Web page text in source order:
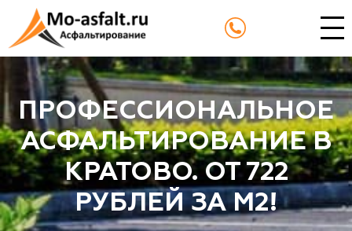
ПРОФЕССИОНАЛЬНОЕ
АСФАЛЬТИРОВАНИЕ В
КРАТОВО. ОТ 722
РУБЛЕЙ ЗА М2!